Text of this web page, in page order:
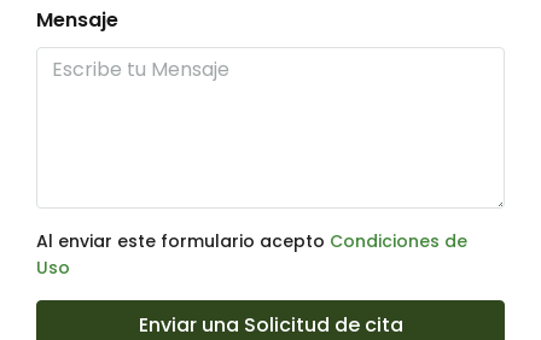
Mensaje
Al enviar este formulario acepto Condiciones de
Uso
Enviar una Solicitud de cita